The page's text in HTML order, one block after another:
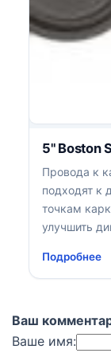
5" Boston
Провода к
подходят к
точкам
улучшить
Подробнее
Ваш
Ваше имя: